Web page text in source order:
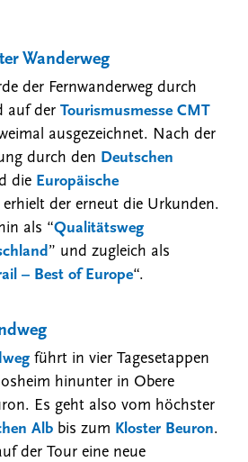
Wanderweg
der Fernwanderweg durch
auf der Tourismusmesse CMT
ausgezeichnet. Nach der
durch den Deutschen
die Europäische
der erneut die Urkunden.
als “Qualitätsweg
” und zugleich als
– Best of Europe“.
führt in vier Tagesetappen
hinunter in Obere
Es geht also vom höchster
Albbis zum Kloster Beuron.
der Tour eine neue